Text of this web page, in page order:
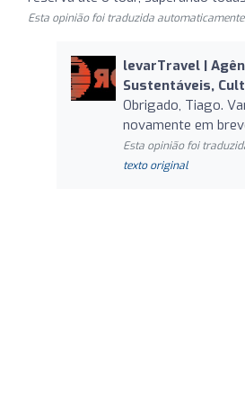
Esta opinião foi traduzida
levarTravel |
Sustentáveis,
Obrigado, Tiago.
novamente em
Esta opinião foi
texto original